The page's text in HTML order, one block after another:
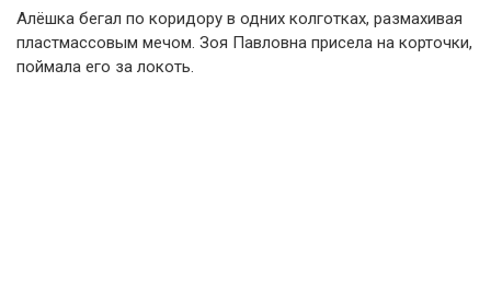
Алёшка бегал по коридору в одних колготках, размахивая
пластмассовым мечом. Зоя Павловна присела на корточки,
поймала его за локоть.